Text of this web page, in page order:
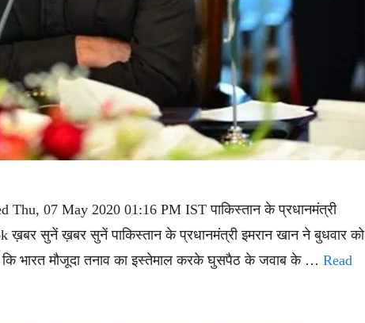
Thu, 07 May 2020 01:16 PM IST पाकिस्तान के प्रधानमंत्री
ख़बर सुनें ख़बर सुनें पाकिस्तान के प्रधानमंत्री इमरान खान ने बुधवार को
कि भारत मौजूदा तनाव का इस्तेमाल करके घुसपैठ के जवाब के … Read